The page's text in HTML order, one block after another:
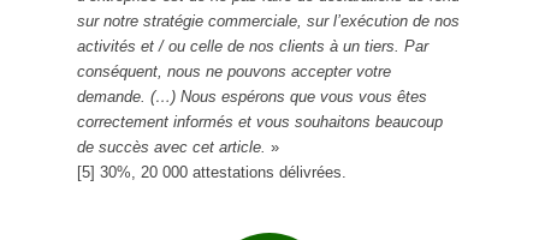
sur notre stratégie commerciale, sur l’exécution de nos
activités et / ou celle de nos clients à un tiers. Par
conséquent, nous ne pouvons accepter votre
demande. (…) Nous espérons que vous vous êtes
correctement informés et vous souhaitons beaucoup
de succès avec cet article. »
[5] 30%, 20 000 attestations délivrées.